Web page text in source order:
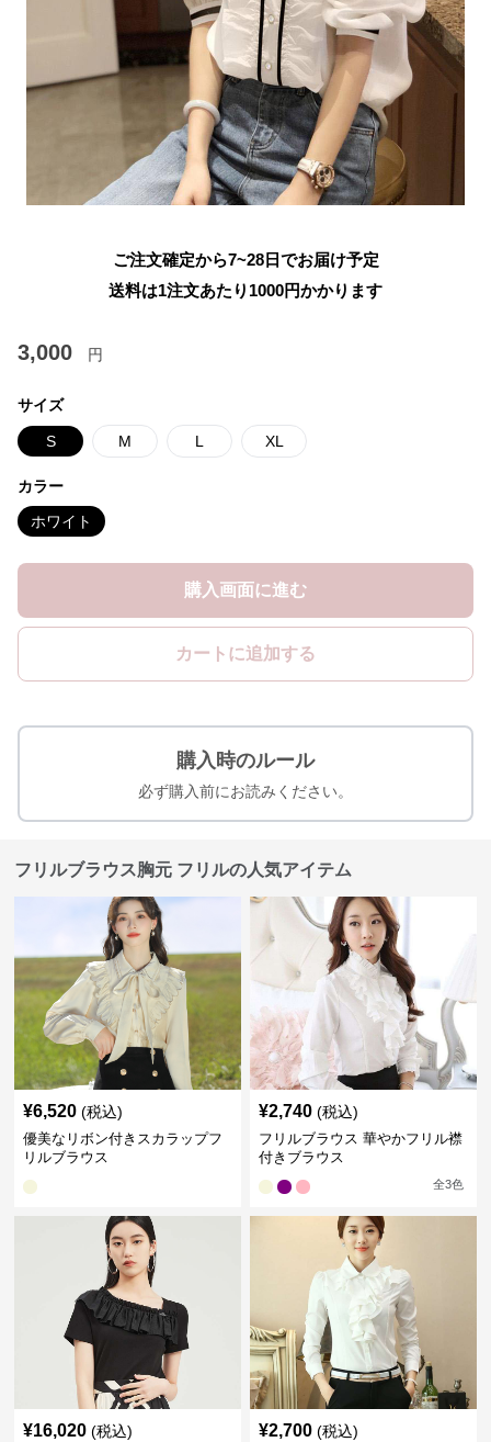
ご注文確定から7~28日でお届け予定
送料は1注文あたり 1000円かかります
3,000 円
サイズ
S M L XL
カラー
ホワイト
購入画面に進む
カートに追加する
購入時のルール
必ず購入前にお読みください。
フリルブラウス胸元 フリルの人気アイテム
¥6,520 (税込)
優美なリボン付きスカラップフ
リルブラウス
¥2,740 (税込)
フリルブラウス 華やかフリル襟
付きブラウス
全3色
¥16,020 (税込) ¥2,700 (税込)